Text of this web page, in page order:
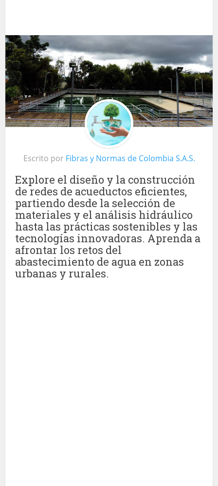
Escrito por Fibras y Normas de Colombia S.A.S.
Explore el diseño y la construcción
de redes de acueductos eficientes,
partiendo desde la selección de
materiales y el análisis hidráulico
hasta las prácticas sostenibles y las
tecnologías innovadoras. Aprenda a
afrontar los retos del
abastecimiento de agua en zonas
urbanas y rurales.